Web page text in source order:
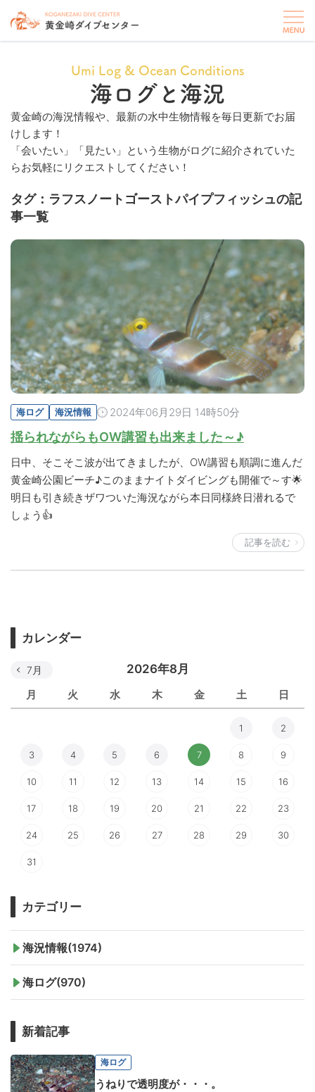
Umi Log & Ocean Conditions
海ログと海況
黄金崎の海況情報や、最新の水中生物情報を毎日更新でお届
けします！
「会いたい」「見たい」という生物がログに紹介されていた
らお気軽にリクエストしてください！
タグ：ラフスノートゴーストパイプフィッシュの記
事一覧
海ログ 海況情報 2024年06月29日 14時50分
揺られながらもOW講習も出来ました～♪
日中、そこそこ波が出てきましたが、OW講習も順調に進んだ
黄金崎公園ビーチ♪このままナイトダイビングも開催で～す🌟
明日も引き続きザワついた海況ながら本日同様終日潜れるで
しょう👍
記事を読む
カレンダー
2026年8月
月 火 水 木 金 土 日
7月
1 2
3 4 5 6 7 8 9
10 11 12 13 14 15 16
17 18 19 20 21 22 23
24 25 26 27 28 29 30
31
カテゴリー
海況情報(1974)
海ログ(970)
新着記事
海ログ
うねりで透明度が・・・。